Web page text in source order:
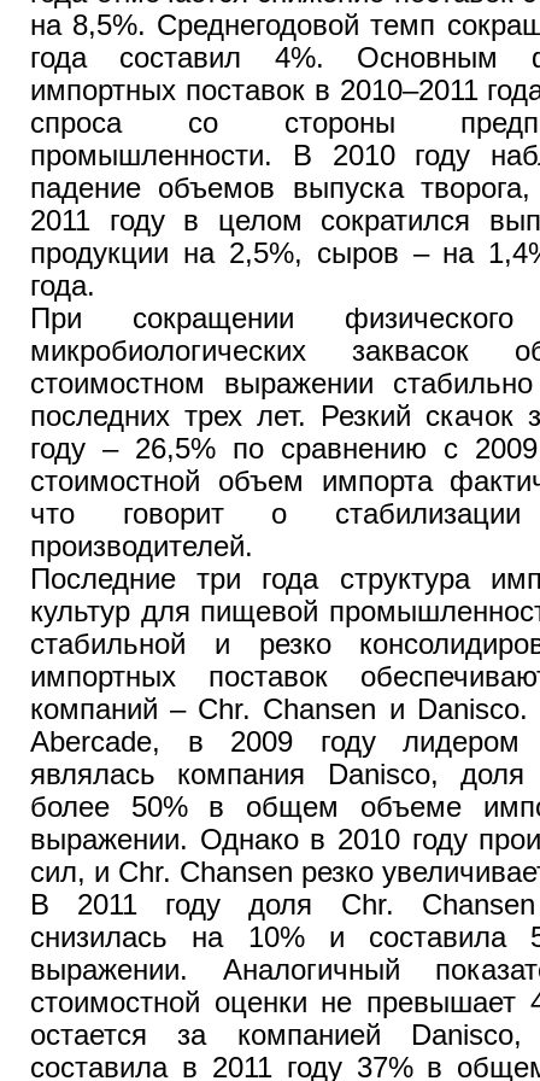
на 8,5%. Среднегодовой темп
года составил 4%. Основным
импортных поставок в 2010–2011
спроса со стороны
промышленности. В 2010 году
падение объемов выпуска
2011 году в целом сократился
продукции на 2,5%, сыров – на
года.
При сокращении
микробиологических
стоимостном выражении
последних трех лет. Резкий скачок
году – 26,5% по сравнению с
стоимостной объем импорта
что говорит о
производителей.
Последние три года структура
культур для пищевой
стабильной и резко
импортных поставок
компаний – Chr. Chansen и Daniscо.
Abercade, в 2009 году лидером
являлась компания Danisco, доля
более 50% в общем объеме
выражении. Однако в 2010 году
сил, и Chr. Chansen резко
В 2011 году доля Chr. Chansen
снизилась на 10% и составила
выражении. Аналогичный
стоимостной оценки не превышает
остается за компанией Danisco,
составила в 2011 году 37% в